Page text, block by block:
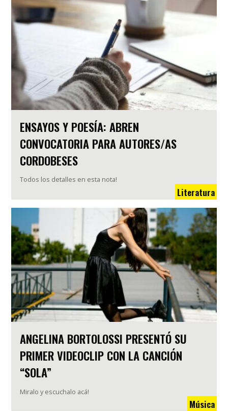
ENSAYOS Y POESÍA: ABREN
CONVOCATORIA PARA AUTORES/AS
CORDOBESES
Todos los detalles en esta nota!
Literatura
ANGELINA BORTOLOSSI PRESENTÓ SU
PRIMER VIDEOCLIP CON LA CANCIÓN
“SOLA”
Miralo y escuchalo acá!
Música